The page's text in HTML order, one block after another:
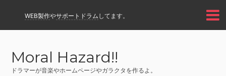
WEB製作やサポートドラム してます。
Moral Hazard!!
ドラマーが音楽やホームページやガラクタを作るよ。